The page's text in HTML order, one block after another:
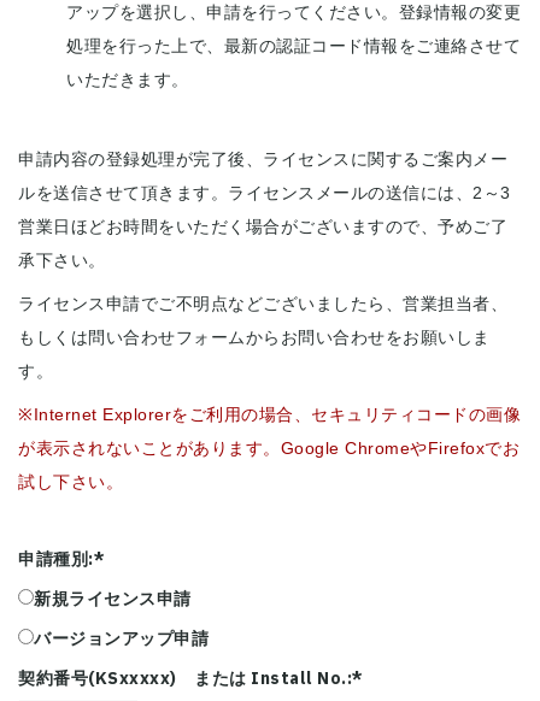
アップを選択し、申請を行ってください。登録情報の変更
処理を行った上で、最新の認証コード情報をご連絡させて
いただきます。
申請内容の登録処理が完了後、ライセンスに関するご案内メー
ルを送信させて頂きます。ライセンスメールの送信には、2～3
営業日ほどお時間をいただく場合がございますので、予めご了
承下さい。
ライセンス申請でご不明点などございましたら、営業担当者、
もしくは問い合わせフォームからお問い合わせをお願いしま
す。
※Internet Explorerをご利用の場合、セキュリティコードの画像
が表示されないことがあります。Google ChromeやFirefoxでお
試し下さい。
申請種別:*
新規ライセンス申請
バージョンアップ申請
契約番号(KSxxxxx) または Install No.:*